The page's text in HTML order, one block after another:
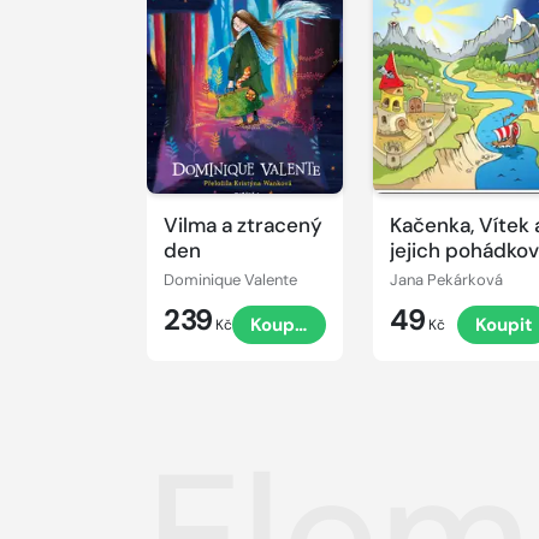
Vilma a ztracený
den
Dominique Valente
239 Kč Koupit
Kačenka, Vítek
jejich
dobrodružství
Jana Pekárková
49 Kč Koupit